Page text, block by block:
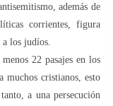
además de
corrientes, figura
los judíos.
22 pasajes en los
cristianos, esto
a una persecución